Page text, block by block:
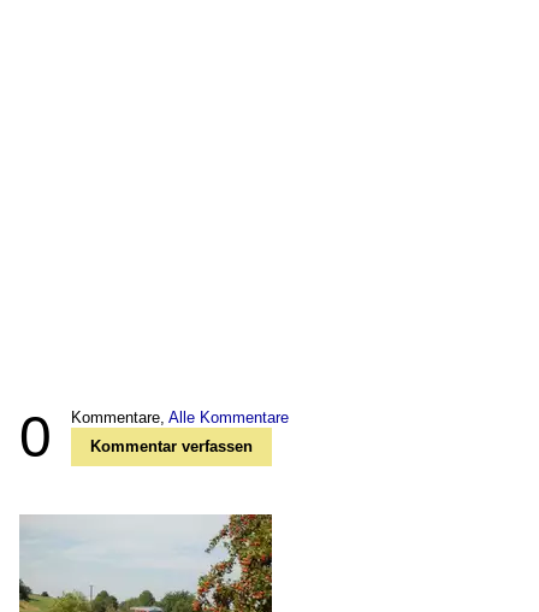
0 Kommentare, Alle Kommentare
Kommentar verfassen